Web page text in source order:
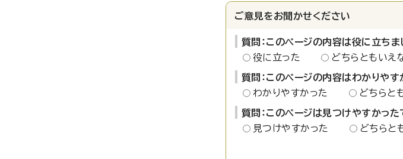
ご意見をお聞かせください
質問：このページの内容は役に立ちま
役に立った
どちらともい
質問：このページの内容はわかりやす
わかりやすかった
どちらと
質問：このページは見つけやすかった
見つけやすかった
どちらと